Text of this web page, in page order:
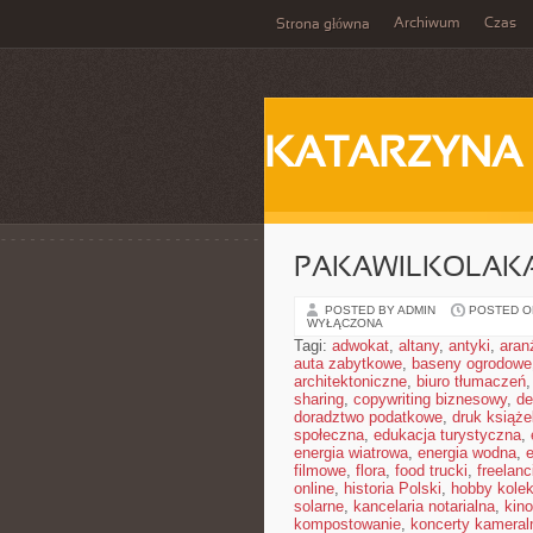
Strona główna Archiwum Czas
KATARZYNA
POSTED BY ADMIN POSTED
WYŁĄCZONA
Tagi: adwokat, altany, antyki,
auta zabytkowe, baseny ogrodowe
architektoniczne, biuro tłumaczeń,
sharing, copywriting biznesowy,
doradztwo podatkowe, druk
społeczna, edukacja turystyczna,
energia wiatrowa, energia wodna,
filmowe, flora, food trucki,
online, historia Polski, hobby
solarne, kancelaria notarialna,
kompostowanie, koncerty